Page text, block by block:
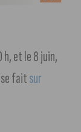
et le 8 juin,
faitsur